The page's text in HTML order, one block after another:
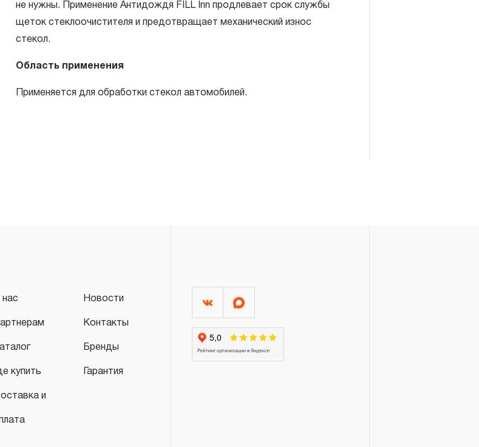
не нужны. Применение Антидождя FILL Inn продлевает срок службы
щеток стеклоочистителя и предотвращает механический износ
стекол.
Область применения
Применяется для обработки стекол автомобилей.
.
, а з
уйте поверхность
Новости
Контакты
Бренды
купить Гарантия
и